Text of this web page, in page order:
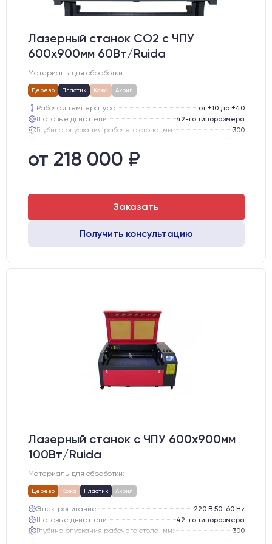
Лазерный станок CO2 c ЧПУ
600х900мм 60Вт/Ruida
Материалы для обработки:
Дерево Пластик Кожа Акрил
Рабочая температура:
от +10 до +40
Шаговые двигатели:
42-го типоразмера
Глубина опускания рабочего стола, мм:
300
Направляющие оси Х:
Точность позиционирования, мм:
от 218 000 ₽
Заказать
Получить консультацию
Лазерный станок c ЧПУ 600х900мм
100Вт/Ruida
Материалы для обработки:
Дерево Кожа Пластик Акрил
Электропитание:
220 В 50-60 Hz
Шаговые двигатели:
42-го типоразмера
Глубина опускания рабочего стола, мм:
300